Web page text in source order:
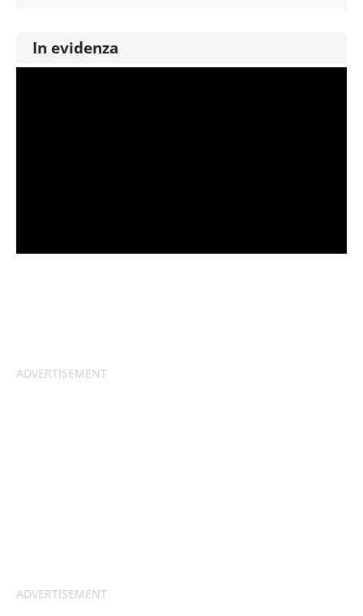
In evidenza